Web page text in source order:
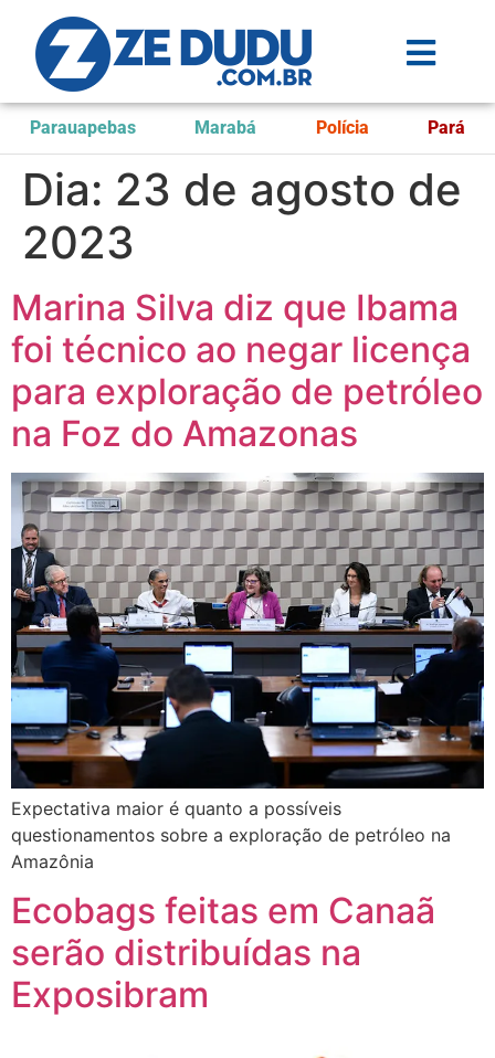
Parauapebas Marabá Polícia Pará
Dia: 23 de agosto de
2023
Marina Silva diz que Ibama
foi técnico ao negar licença
para exploração de petróleo
na Foz do Amazonas
Expectativa maior é quanto a possíveis
questionamentos sobre a exploração de petróleo na
Amazônia
Ecobags feitas em Canaã
serão distribuídas na
Exposibram